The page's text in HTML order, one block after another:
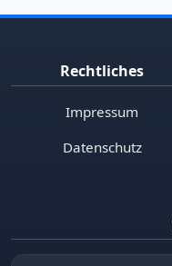
Rechtliches
Impressum
Datenschutz